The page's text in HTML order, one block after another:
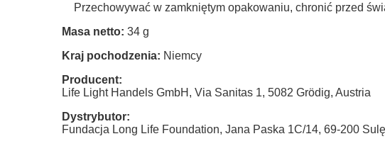
Przechowywać w zamkniętym opakowaniu, chronić przed
Masa netto: 34 g
Kraj pochodzenia: Niemcy
Producent:
Life Light Handels GmbH, Via Sanitas 1, 5082 Grödig, Austria
Dystrybutor:
Fundacja Long Life Foundation, Jana Paska 1C/14, 69-200